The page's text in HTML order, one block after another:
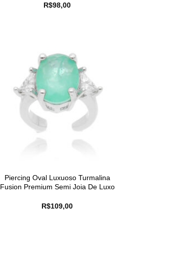
R$98,00
Piercing Oval Luxuoso Turmalina
Fusion Premium Semi Joia De Luxo
R$109,00